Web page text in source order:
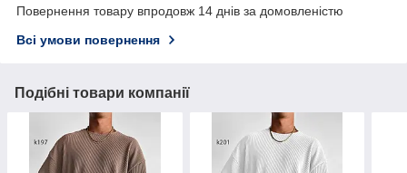
Повернення товару впродовж 14 днів за домовленістю
Всі умови повернення
Подібні товари компанії